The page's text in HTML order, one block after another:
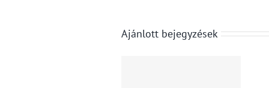
Ajánlott bejegyzések
Beperelte a